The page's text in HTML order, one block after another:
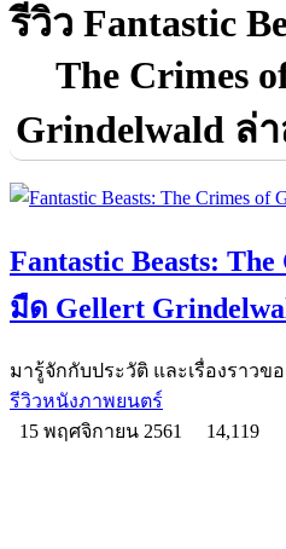
รีวิว Fantastic
The Crimes
Grindelwald ล่
Fantastic Beasts:
มืด Gellert
มารู้จักกับประวัติ และเรื่องราวข
รีวิวหนังภาพยนตร์
15 พฤศจิกายน 2561
14,119